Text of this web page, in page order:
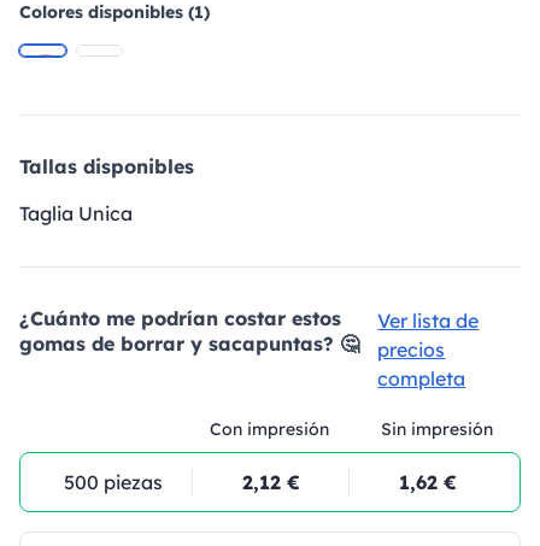
Colores disponibles (1)
Tallas disponibles
Taglia Unica
¿Cuánto me podrían costar estos
gomas de borrar y sacapuntas? 🤔
Ver lista de
precios
completa
Con impresión Sin impresión
500 piezas 2,12 € 1,62 €